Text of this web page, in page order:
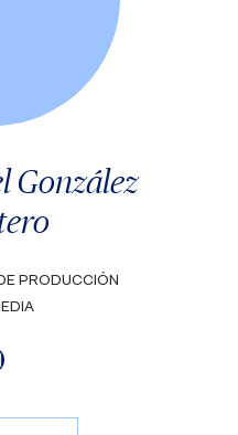
González
PRODUCCIÓN